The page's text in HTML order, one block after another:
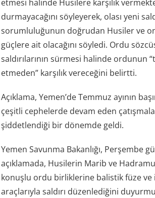
etmesi halinde Husilere karşılık
durmayacağını söyleyerek, olası yeni
sorumluluğunun doğrudan Husiler ve
güçlere ait olacağını söyledi. Ordu
saldırılarının sürmesi halinde ordunun
etmeden” karşılık vereceğini belirtti.
Açıklama, Yemen’de Temmuz ayının
çeşitli cephelerde devam eden
şiddetlendiği bir dönemde geldi.
Yemen Savunma Bakanlığı, Perşembe
açıklamada, Husilerin Marib ve
konuşlu ordu birliklerine balistik füze ve
araçlarıyla saldırı düzenlediğini